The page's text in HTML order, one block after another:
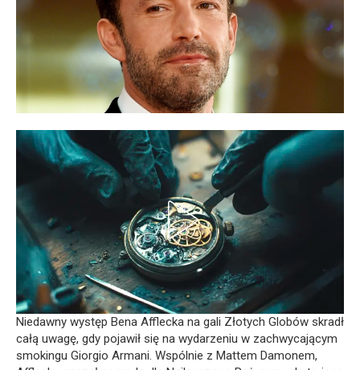
Niedawny występ Bena Afflecka na gali Złotych Globów skradł
całą uwagę, gdy pojawił się na wydarzeniu w zachwycającym
smokingu Giorgio Armani. Wspólnie z Mattem Damonem,